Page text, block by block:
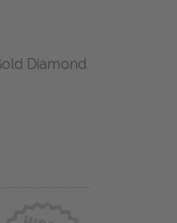
Diamond